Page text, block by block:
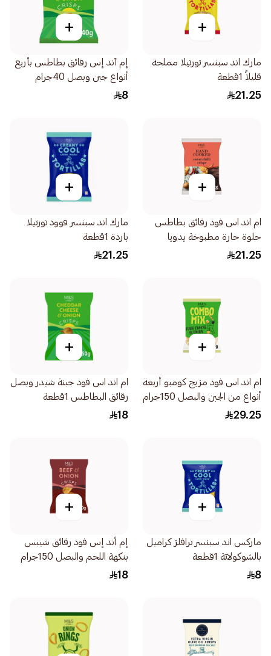
+
مارك اند سبنسر تورتيلا مملحة
قليلاً 1قطعة
21.25
+
إم آند إس رقائق بطاطس بأربع
أنواع جبن وبصل 40جرام
8
+
ام اند اس فود رقائق بطاطس
حلوة حارة مطبوخة يدويا
150جرام
21.25
+
مارك اند سبنسر فوود تورتيلا
باردة 1قطعة
21.25
+
ام اند اس فود مزيج كومبو أربعة
أنواع من الجبن والبصل 150جرام
29.25
+
ام اند اس فود جبنة شيدر وبصل
رقائق البطاطس 1قطعة
18
+
ماركس اند سبنسر ترافلز كراميل
بالشوكولاتة 1قطعة
8
+
إم أند إس فود رقائق شيبس
بنكهة اللحم والبصل 150جرام
18